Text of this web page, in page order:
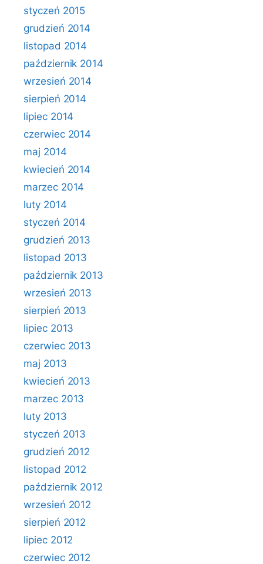
styczeń 2015
grudzień 2014
listopad 2014
październik 2014
wrzesień 2014
sierpień 2014
lipiec 2014
czerwiec 2014
maj 2014
kwiecień 2014
marzec 2014
luty 2014
styczeń 2014
grudzień 2013
listopad 2013
październik 2013
wrzesień 2013
sierpień 2013
lipiec 2013
czerwiec 2013
maj 2013
kwiecień 2013
marzec 2013
luty 2013
styczeń 2013
grudzień 2012
listopad 2012
październik 2012
wrzesień 2012
sierpień 2012
lipiec 2012
czerwiec 2012